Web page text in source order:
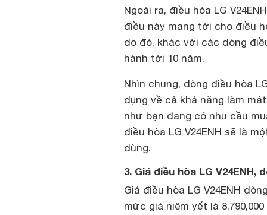
Ngoài ra, điều hòa LG
điều này mang tới cho điều
do đó, khác với các dòng
hành tới 10 năm.
Nhìn chung, dòng điều hòa
dụng về cả khả năng làm
như bạn đang có nhu cầu
điều hòa LG V24ENH sẽ là
dùng.
3. Giá điều hòa LG V24ENH,
Giá điều hòa LG V24ENH
mức giá niêm yết là